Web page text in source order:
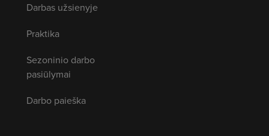
Darbas užsienyje
Praktika
Sezoninio darbo
pasiūlymai
Darbo paieška